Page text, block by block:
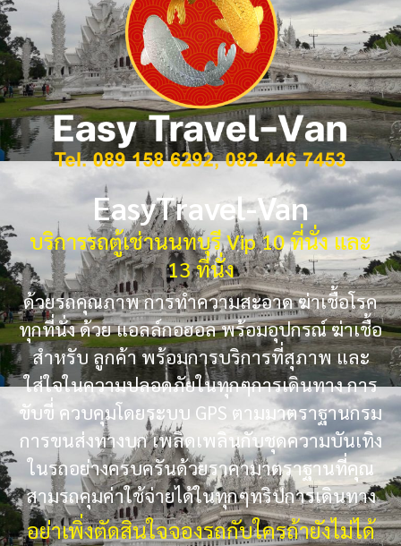
EasyTravel-Van
บริการรถตู้เช่านนทบุรี Vip 10 ที่นั่ง และ
13 ที่นั่ง
ด้วยรถคุณภาพ การทำความสะอาด ฆ่าเชื้อโรค
ทุกที่นั่ง ด้วย แอลล์กอฮอล พร้อมอุปกรณ์ ฆ่าเชื้อ
สำหรับ ลูกค้า พร้อมการบริการที่สุภาพ และ
ใส่ใจในความปลอดภัยในทุกๆการเดินทาง การ
ขับขี่ ควบคุมโดยระบบ GPS ตามมาตราฐานกรม
การขนส่งทางบก เพลิดเพลินกับชุดความบันเทิง
ในรถอย่างครบครันด้วยราคามาตราฐานที่คุณ
สามรถคุมค่าใช้จ่ายได้ในทุกๆทริปการเดินทาง
อย่าเพิ่งตัดสินใจจองรถกับใครถ้ายังไม่ได้